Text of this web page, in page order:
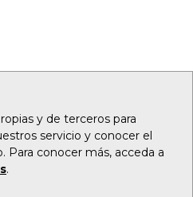
y de terceros para
servicio y conocer el
conocer más, acceda a
.